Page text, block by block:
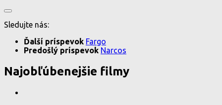
Sledujte nás:
Ďalší príspevok Fargo
Predošlý príspevok Narcos
Najobľúbenejšie filmy